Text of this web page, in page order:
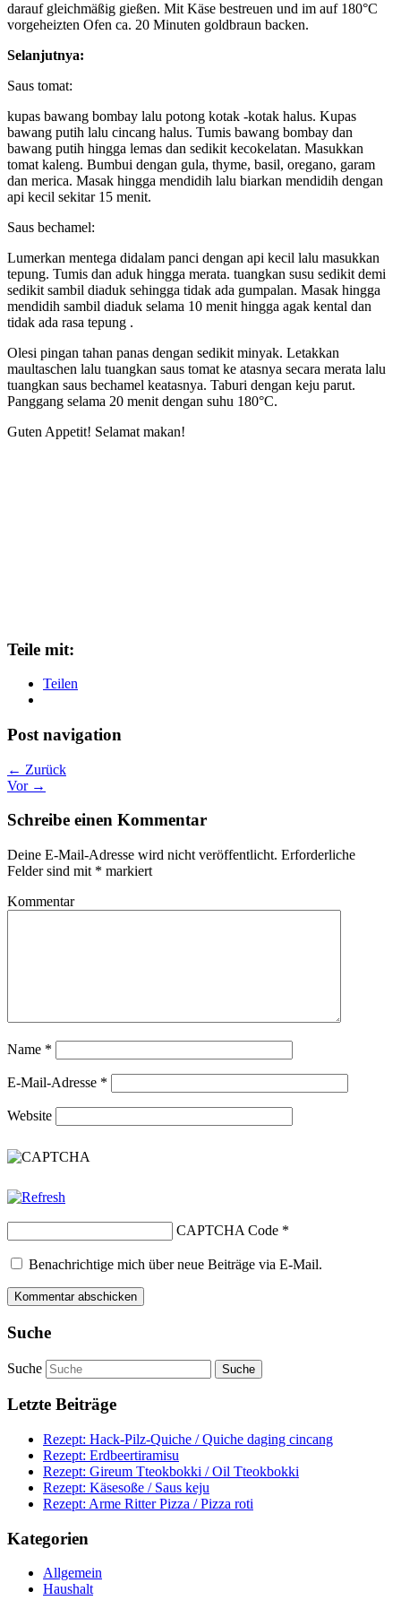
darauf gleichmäßig gießen. Mit Käse bestreuen und im auf 180°C
vorgeheizten Ofen ca. 20 Minuten goldbraun backen.
Selanjutnya:
Saus tomat:
kupas bawang bombay lalu potong kotak -kotak halus. Kupas
bawang putih lalu cincang halus. Tumis bawang bombay dan
bawang putih hingga lemas dan sedikit kecokelatan. Masukkan
tomat kaleng. Bumbui dengan gula, thyme, basil, oregano, garam
dan merica. Masak hingga mendidih lalu biarkan mendidih dengan
api kecil sekitar 15 menit.
Saus bechamel:
Lumerkan mentega didalam panci dengan api kecil lalu masukkan
tepung. Tumis dan aduk hingga merata. tuangkan susu sedikit demi
sedikit sambil diaduk sehingga tidak ada gumpalan. Masak hingga
mendidih sambil diaduk selama 10 menit hingga agak kental dan
tidak ada rasa tepung .
Olesi pingan tahan panas dengan sedikit minyak. Letakkan
maultaschen lalu tuangkan saus tomat ke atasnya secara merata lalu
tuangkan saus bechamel keatasnya. Taburi dengan keju parut.
Panggang selama 20 menit dengan suhu 180°C.
Guten Appetit! Selamat makan!
Teile mit:
Teilen
Post navigation
← Zurück
Vor →
Schreibe einen Kommentar
Deine E-Mail-Adresse wird nicht veröffentlicht. Erforderliche
Felder sind mit * markiert
Kommentar
Name *
E-Mail-Adresse *
Website
CAPTCHA Code *
Benachrichtige mich über neue Beiträge via E-Mail.
Suche
Suche
Letzte Beiträge
Rezept: Hack-Pilz-Quiche / Quiche daging cincang
Rezept: Erdbeertiramisu
Rezept: Gireum Tteokbokki / Oil Tteokbokki
Rezept: Käsesoße / Saus keju
Rezept: Arme Ritter Pizza / Pizza roti
Kategorien
Allgemein
Haushalt